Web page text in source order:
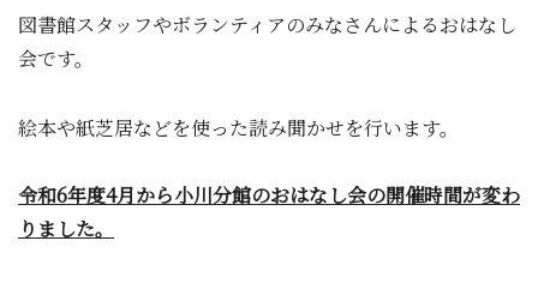
図書館スタッフやボランティアのみなさんによるおはなし
会です。
絵本や紙芝居などを使った読み聞かせを行います。
令和6年度4月から小川分館のおはなし会の開催時間が変わ
りました。